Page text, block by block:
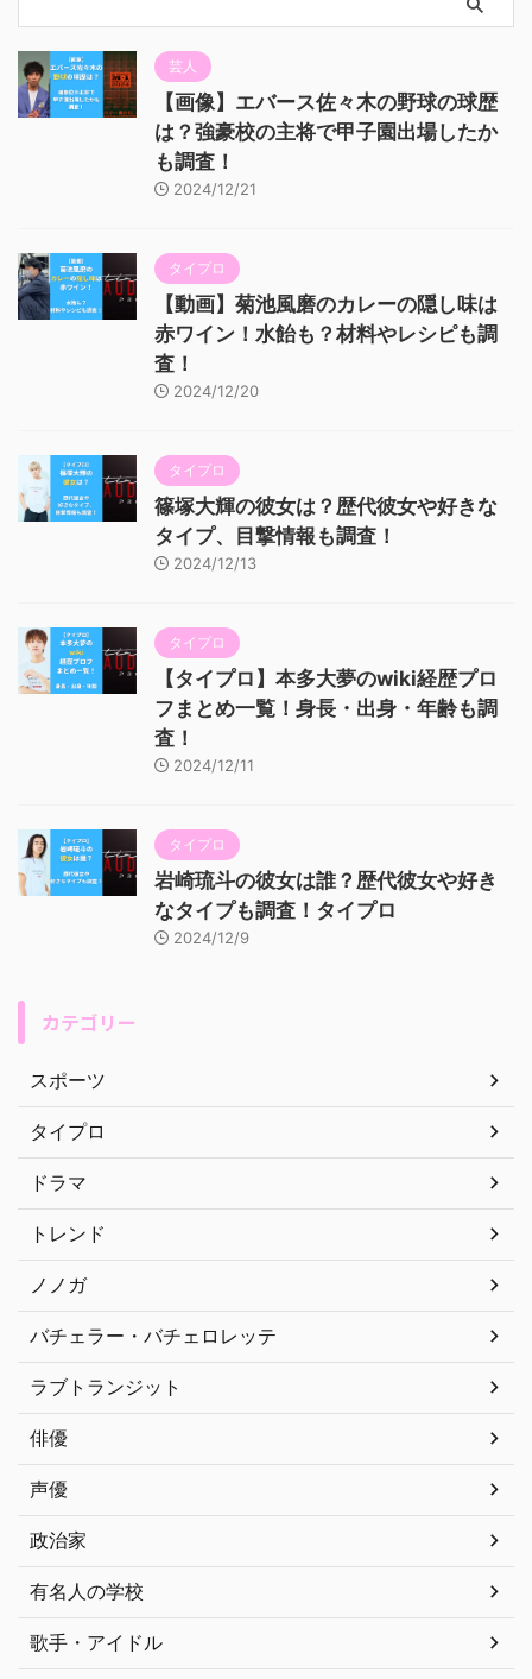
芸人
【画像】エバース佐々木の野球の球歴
は？強豪校の主将で甲子園出場したか
も調査！
2024/12/21
タイプロ
【動画】菊池風磨のカレーの隠し味は
赤ワイン！水飴も？材料やレシピも調
査！
2024/12/20
タイプロ
篠塚大輝の彼女は？歴代彼女や好きな
タイプ、目撃情報も調査！
2024/12/13
タイプロ
【タイプロ】本多大夢のwiki経歴プロ
フまとめ一覧！身長・出身・年齢も調
査！
2024/12/11
タイプロ
岩崎琉斗の彼女は誰？歴代彼女や好き
なタイプも調査！タイプロ
2024/12/9
カテゴリー
スポーツ
タイプロ
ドラマ
トレンド
ノノガ
バチェラー・バチェロレッテ
ラブトランジット
俳優
声優
政治家
有名人の学校
歌手・アイドル